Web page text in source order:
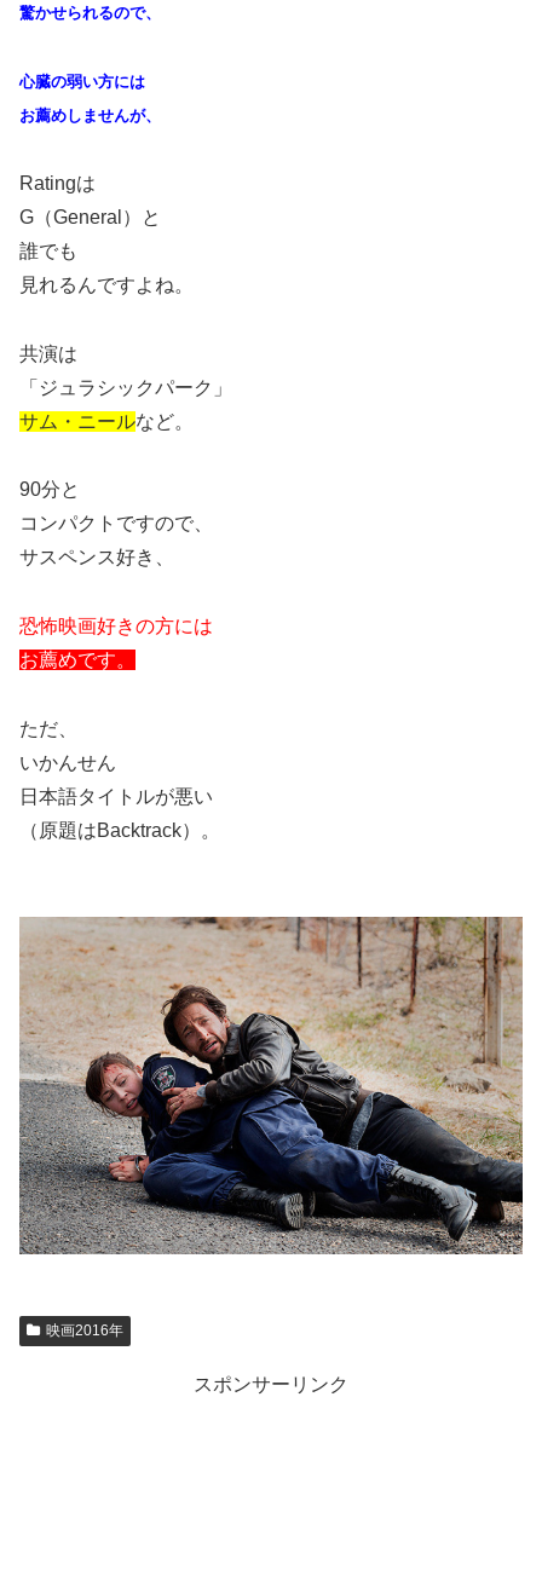
驚かせられるので、
心臓の弱い方には
お薦めしませんが、
Ratingは
G （General ）と
誰でも
見れるんですよね。
共演は
「ジュラシックパーク」
サム・ニールなど。
90分と
コンパクトですので、
サスペンス好き、
恐怖映画好きの方には
お薦めです。
ただ、
いかんせん
日本語タイトルが悪い
（原題はBacktrack）。
映画2016年
スポンサーリンク